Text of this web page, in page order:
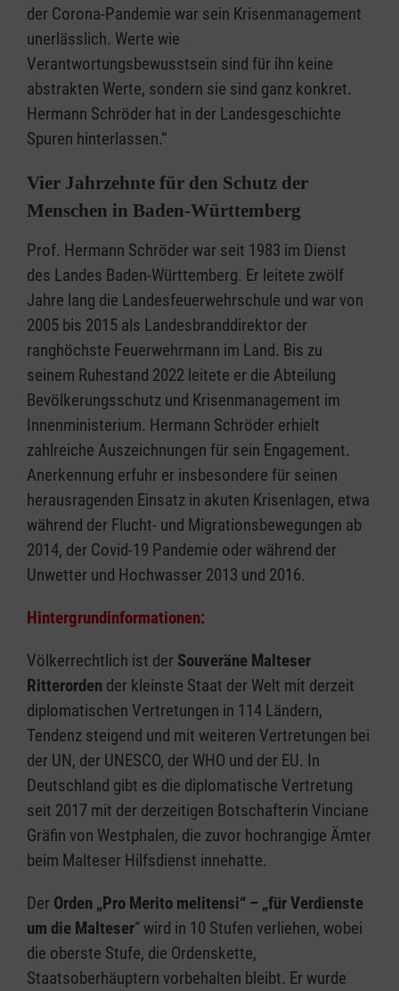
der Corona-Pandemie war sein Krisenmanagement
unerlässlich. Werte wie
Verantwortungsbewusstsein sind für ihn keine
abstrakten Werte, sondern sie sind ganz konkret.
Hermann Schröder hat in der Landesgeschichte
Spuren hinterlassen.“
Vier Jahrzehnte für den Schutz der
Menschen in Baden-Württemberg
Prof. Hermann Schröder war seit 1983 im Dienst
des Landes Baden-Württemberg. Er leitete zwölf
Jahre lang die Landesfeuerwehrschule und war von
2005 bis 2015 als Landesbranddirektor der
ranghöchste Feuerwehrmann im Land. Bis zu
seinem Ruhestand 2022 leitete er die Abteilung
Bevölkerungsschutz und Krisenmanagement im
Innenministerium. Hermann Schröder erhielt
zahlreiche Auszeichnungen für sein Engagement.
Anerkennung erfuhr er insbesondere für seinen
herausragenden Einsatz in akuten Krisenlagen, etwa
während der Flucht- und Migrationsbewegungen ab
2014, der Covid-19 Pandemie oder während der
Unwetter und Hochwasser 2013 und 2016.
Hintergrundinformationen:
Völkerrechtlich ist der Souveräne Malteser
Ritterorden der kleinste Staat der Welt mit derzeit
diplomatischen Vertretungen in 114 Ländern,
Tendenz steigend und mit weiteren Vertretungen bei
der UN, der UNESCO, der WHO und der EU. In
Deutschland gibt es die diplomatische Vertretung
seit 2017 mit der derzeitigen Botschafterin Vinciane
Gräfin von Westphalen, die zuvor hochrangige Ämter
beim Malteser Hilfsdienst innehatte.
Der Orden „Pro Merito melitensi“ – „für Verdienste
um die Malteser“ wird in 10 Stufen verliehen, wobei
die oberste Stufe, die Ordenskette,
Staatsoberhäuptern vorbehalten bleibt. Er wurde